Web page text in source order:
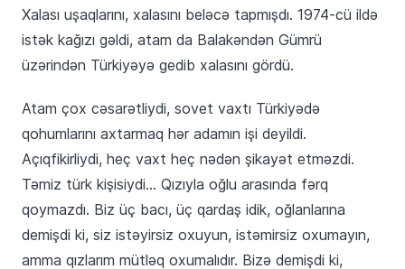
Xalası uşaqlarını, xalasını beləcə tapmışdı. 1974-cü ildə
istək kağızı gəldi, atam da Balakəndən Gümrü
üzərindən Türkiyəyə gedib xalasını gördü.
Atam çox cəsarətliydi, sovet vaxtı Türkiyədə
qohumlarını axtarmaq hər adamın işi deyildi.
Açıqfikirliydi, heç vaxt heç nədən şikayət etməzdi.
Təmiz türk kişisiydi… Qızıyla oğlu arasında fərq
qoymazdı. Biz üç bacı, üç qardaş idik, oğlanlarına
demişdi ki, siz istəyirsiz oxuyun, istəmirsiz oxumayın,
amma qızlarım mütləq oxumalıdır. Bizə demişdi ki,